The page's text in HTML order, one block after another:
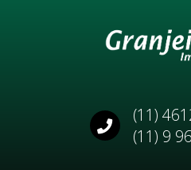
(11)
(11) 9